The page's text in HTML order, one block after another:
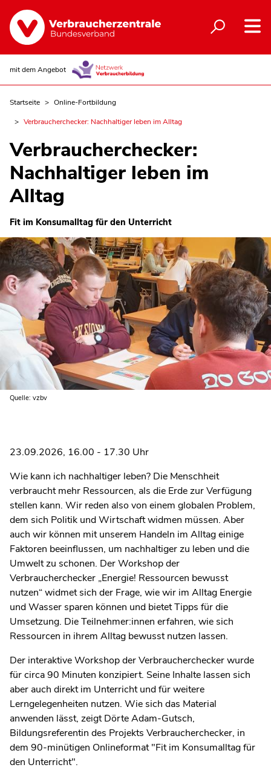
mit dem Angebot
Startseite
Online-Fortbildung
Verbraucherchecker: Nachhaltiger leben im Alltag
Verbraucherchecker:
Nachhaltiger leben im
Alltag
Fit im Konsumalltag für den Unterricht
Quelle: vzbv
23.09.2026, 16.00 - 17.30 Uhr
Wie kann ich nachhaltiger leben? Die Menschheit
verbraucht mehr Ressourcen, als die Erde zur Verfügung
stellen kann. Wir reden also von einem globalen Problem,
dem sich Politik und Wirtschaft widmen müssen. Aber
auch wir können mit unserem Handeln im Alltag einige
Faktoren beeinflussen, um nachhaltiger zu leben und die
Umwelt zu schonen. Der Workshop der
Verbraucherchecker „Energie! Ressourcen bewusst
nutzen“ widmet sich der Frage, wie wir im Alltag Energie
und Wasser sparen können und bietet Tipps für die
Umsetzung. Die Teilnehmer:innen erfahren, wie sich
Ressourcen in ihrem Alltag bewusst nutzen lassen.
Der interaktive Workshop der Verbraucherchecker wurde
für circa 90 Minuten konzipiert. Seine Inhalte lassen sich
aber auch direkt im Unterricht und für weitere
Lerngelegenheiten nutzen. Wie sich das Material
anwenden lässt, zeigt Dörte Adam-Gutsch,
Bildungsreferentin des Projekts Verbraucherchecker, in
dem 90-minütigen Onlineformat "Fit im Konsumalltag für
den Unterricht".